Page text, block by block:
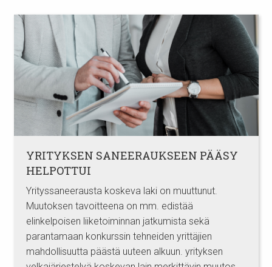
YRITYKSEN SANEERAUKSEEN PÄÄSY
HELPOTTUI
Yrityssaneerausta koskeva laki on muuttunut.
Muutoksen tavoitteena on mm. edistää
elinkelpoisen liiketoiminnan jatkumista sekä
parantamaan konkurssin tehneiden yrittäjien
mahdollisuutta päästä uuteen alkuun. yrityksen